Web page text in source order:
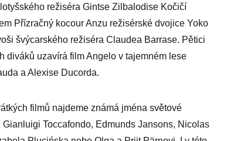
režiséra Gintse Zilbalodise Kočičí
Přízračný kocour Anzu režisérské dvojice Yoko
švýcarského režiséra Claudea Barrase. Pětici
diváků uzavírá film Angelo v tajemném lese
a Alexise Ducorda.
filmů najdeme známá jména světové
Toccafondo, Edmunds Jansons, Nicolas